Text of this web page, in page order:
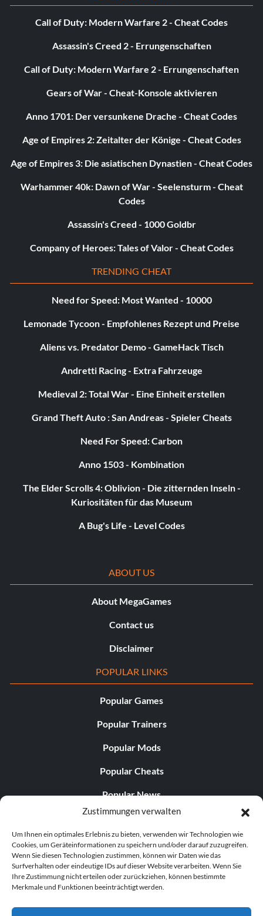
Zustimmungen verwalten
Um Ihnen ein optimales Erlebnis zu bieten, verwenden wir Technologien wie
Cookies, um Geräteinformationen zu speichern und/oder darauf zuzugreifen.
Wenn Sie diesen Technologien zustimmen, können wir Daten wie das
Surfverhalten oder eindeutige IDs auf dieser Website verarbeiten. Wenn Sie
Ihre Zustimmung nicht erteilen oder zurückziehen, können bestimmte
Merkmale und Funktionen beeinträchtigt werden.
Call of Duty: Modern Warfare 2 - Cheat Codes
Assassin's Creed 2 - Errungenschaften
Call of Duty: Modern Warfare 2 - Errungenschaften
Gears of War - Cheat-Konsole aktivieren
Anno 1701: Der versunkene Drache - Cheat Codes
Age of Empires 2: Zeitalter der Könige - Cheat Codes
Age of Empires 3: Die asiatischen Dynastien - Cheat Codes
Warhammer 40k: Dawn of War - Seelensturm - Cheat
Codes
Assassin's Creed - 1000 Goldbr
Company of Heroes: Tales of Valor - Cheat Codes
TRENDING CHEAT
Need for Speed: Most Wanted - 10000
Lemonade Tycoon - Empfohlenes Rezept und Preise
Aliens vs. Predator Demo - GameHack Tisch
Andretti Racing - Extra Fahrzeuge
Medieval 2: Total War - Eine Einheit erstellen
Grand Theft Auto : San Andreas - Spieler Cheats
Need For Speed: Carbon
Anno 1503 - Kombination
The Elder Scrolls 4: Oblivion - Die zitternden Inseln -
Kuriositäten für das Museum
A Bug's Life - Level Codes
ABOUT US
About MegaGames
Contact us
Disclaimer
POPULAR LINKS
Popular Games
Popular Trainers
Popular Mods
Popular Cheats
Popular News
Popular Editorials
Popular Free Games
LATEST UPDATES